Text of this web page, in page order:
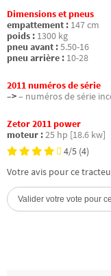
Dimensions et pneus
empattement : 147 cm
poids : 1300 kg
pneu avant :5.50-16
pneu arrière : 10-28
2011 numéros de série
–>– numéros de série
Zetor 2011 power
moteur :25 hp [18.6 kw]
4/5 (4)
Votre avis pour ce